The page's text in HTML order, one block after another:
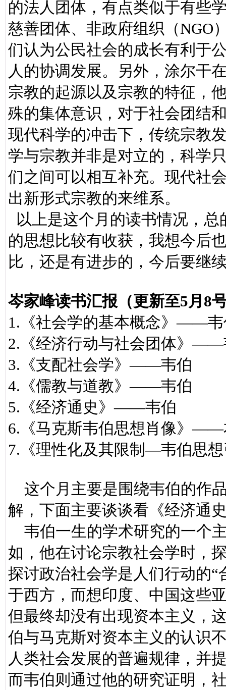
的法人团体，有点类似于有些
慈善团体、非政府组织（NGO
们认为公民社会的成长有利于
人的协调发展。另外，涂尔干
宗教的起源以及宗教的特征，
殊的集体意识，对于社会团结
现代科学的冲击下，传统宗教
学与宗教并非是对立的，科学
们之间可以相互补充。现代社
出新形式宗教的来维系。
以上是这个月的读书情况，
的思想比较有收获，我想今后
比，还是有进步的，今后要继
岑家峰读书汇报（更新至5月8
1.《社会学的基本概念》——
2.《经济行动与社会团体》——
3.《支配社会学》——韦伯
4.《儒教与道教》——韦伯
5.《经济通史》——韦伯
6.《马克斯韦伯思想肖像》——
7.《理性化及其限制—韦伯思
这个月主要是围绕韦伯的作
解，下面主要谈谈看《经济通
韦伯一生的学术研究的一个
如，他在讨论宗教社会学时，
探讨政治社会学是人们行动的
于西方，而想印度、中国这些
但最终却没有出现资本主义，
伯与马克斯对资本主义的认识
人类社会发展的普遍规律，并
而韦伯则通过他的研究证明，